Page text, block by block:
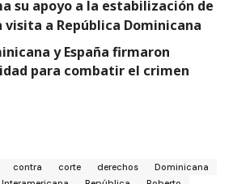
su apoyo a la estabilización de
a República Dominicana
y España firmaron
para combatir el crimen
contra corte derechos
Dominicana